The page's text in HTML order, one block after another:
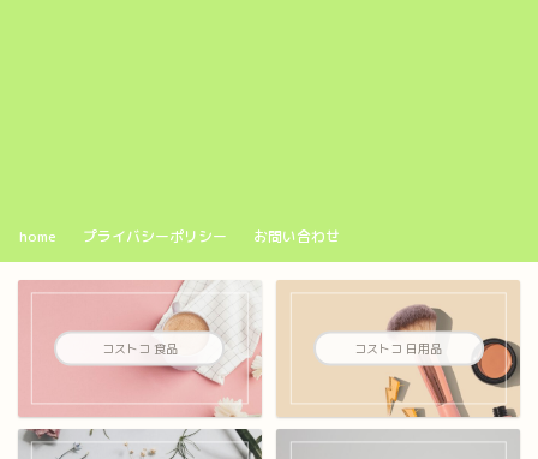
home プライバシーポリシー お問い合わせ
コストコ 食品 コストコ 日用品